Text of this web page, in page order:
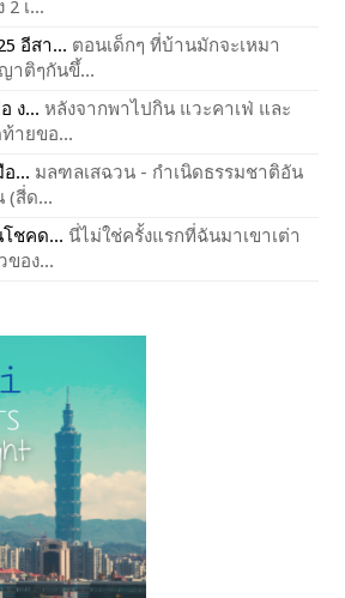
เ...
อีสา... ตอนเด็กๆ ที่บ้านมักจะเหมา
าติๆกันขึ้...
ง... หลังจากพาไปกิน แวะคาเฟ่ และ
ายขอ...
อ... มลฑลเสฉวน - กำเนิดธรรมชาติอัน
(สี่ด...
ชคด... นี่ไม่ใช่ครั้งแรกที่ฉันมาเขาเต่า
ของ...